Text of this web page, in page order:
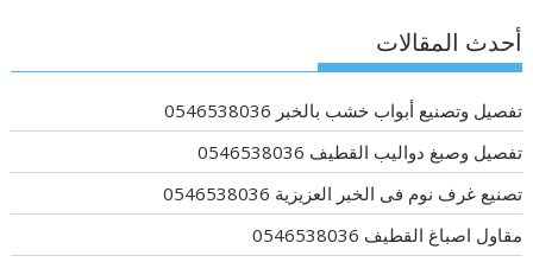
أحدث المقالات
تفصيل وتصنيع أبواب خشب بالخبر 0546538036
تفصيل وصبغ دواليب القطيف 0546538036
تصنيع غرف نوم فى الخبر العزيزية 0546538036
مقاول اصباغ القطيف 0546538036